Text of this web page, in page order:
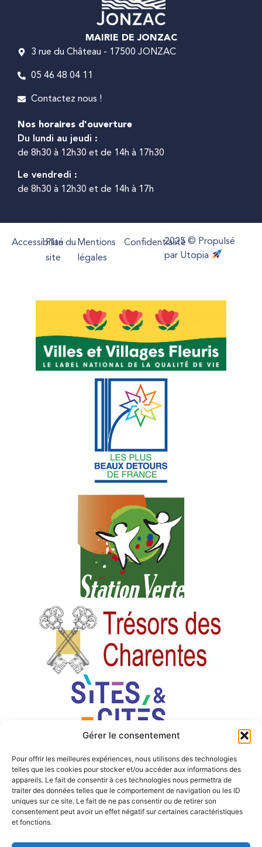
Gérer le consentement
Pour offrir les meilleures expériences, nous utilisons des technologies
telles que les cookies pour stocker et/ou accéder aux informations des
appareils. Le fait de consentir à ces technologies nous permettra de
traiter des données telles que le comportement de navigation ou les ID
uniques sur ce site. Le fait de ne pas consentir ou de retirer son
consentement peut avoir un effet négatif sur certaines caractéristiques
et fonctions.
MAIRIE DE JONZAC
3 rue du Château - 17500 JONZAC
05 46 48 04 11
Contactez nous !
Nos horaires d'ouverture
Du lundi au jeudi :
de 8h30 à 12h30 et de 14h à 17h30
Le vendredi :
de 8h30 à 12h30 et de 14h à 17h
Accessibilité
Plan du
site
Mentions
légales
Confidentialité2025 © Propulsé
par Utopia